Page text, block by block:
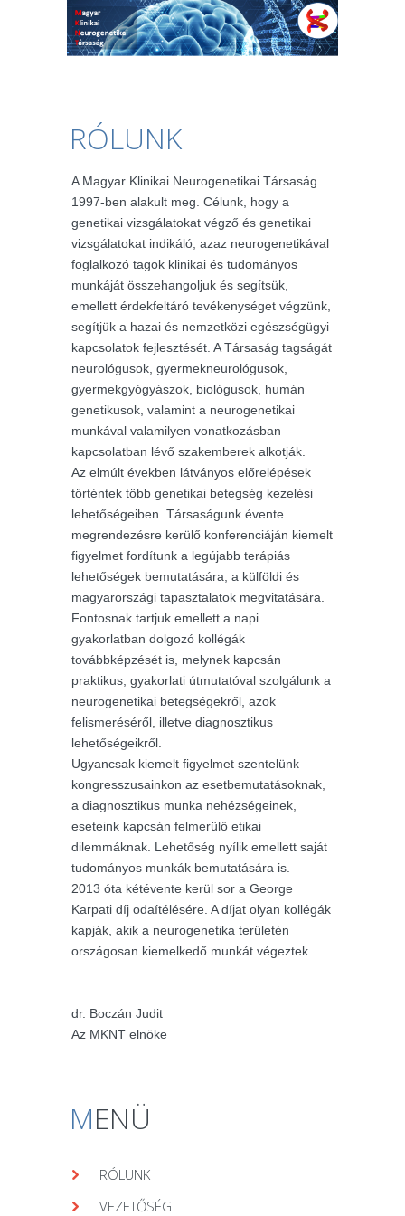
RÓLUNK
A Magyar Klinikai Neurogenetikai Társaság
1997-ben alakult meg. Célunk, hogy a
genetikai vizsgálatokat végző és genetikai
vizsgálatokat indikáló, azaz neurogenetikával
foglalkozó tagok klinikai és tudományos
munkáját összehangoljuk és segítsük,
emellett érdekfeltáró tevékenységet végzünk,
segítjük a hazai és nemzetközi egészségügyi
kapcsolatok fejlesztését. A Társaság tagságát
neurológusok, gyermekneurológusok,
gyermekgyógyászok, biológusok, humán
genetikusok, valamint a neurogenetikai
munkával valamilyen vonatkozásban
kapcsolatban lévő szakemberek alkotják.
Az elmúlt években látványos előrelépések
történtek több genetikai betegség kezelési
lehetőségeiben. Társaságunk évente
megrendezésre kerülő konferenciáján kiemelt
figyelmet fordítunk a legújabb terápiás
lehetőségek bemutatására, a külföldi és
magyarországi tapasztalatok megvitatására.
Fontosnak tartjuk emellett a napi
gyakorlatban dolgozó kollégák
továbbképzését is, melynek kapcsán
praktikus, gyakorlati útmutatóval szolgálunk a
neurogenetikai betegségekről, azok
felismeréséről, illetve diagnosztikus
lehetőségeikről.
Ugyancsak kiemelt figyelmet szentelünk
kongresszusainkon az esetbemutatásoknak,
a diagnosztikus munka nehézségeinek,
eseteink kapcsán felmerülő etikai
dilemmáknak. Lehetőség nyílik emellett saját
tudományos munkák bemutatására is.
2013 óta kétévente kerül sor a George
Karpati díj odaítélésére. A díjat olyan kollégák
kapják, akik a neurogenetika területén
országosan kiemelkedő munkát végeztek.
dr. Boczán Judit
Az MKNT elnöke
MENÜ
RÓLUNK
VEZETŐSÉG